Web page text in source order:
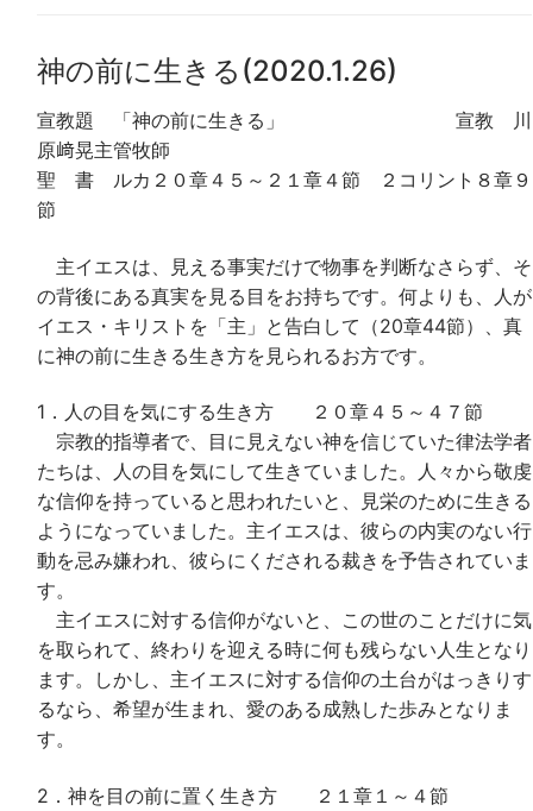
神の前に生きる(2020.1.26)
宣教題 「神の前に生きる」 宣教 川
原﨑晃主管牧師
聖 書 ルカ２０章４５～２１章４節 ２コリント８章９
節
主イエスは、見える事実だけで物事を判断なさらず、そ
の背後にある真実を見る目をお持ちです。何よりも、人が
イエス・キリストを「主」と告白して（20章44節）、真
に神の前に生きる生き方を見られるお方です。
1．人の目を気にする生き方 ２０章４５～４７節
宗教的指導者で、目に見えない神を信じていた律法学者
たちは、人の目を気にして生きていました。人々から敬虔
な信仰を持っていると思われたいと、見栄のために生きる
ようになっていました。主イエスは、彼らの内実のない行
動を忌み嫌われ、彼らにくだされる裁きを予告されていま
す。
主イエスに対する信仰がないと、この世のことだけに気
を取られて、終わりを迎える時に何も残らない人生となり
ます。しかし、主イエスに対する信仰の土台がはっきりす
るなら、希望が生まれ、愛のある成熟した歩みとなりま
す。
2．神を目の前に置く生き方 ２１章１～４節